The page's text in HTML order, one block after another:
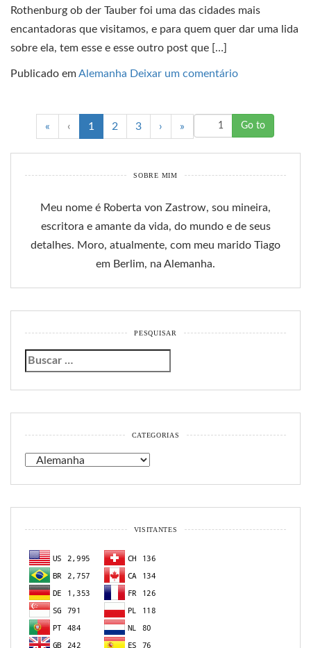
Rothenburg ob der Tauber foi uma das cidades mais
encantadoras que visitamos, e para quem quer dar uma lida
sobre ela, tem esse e esse outro post que […]
Publicado emAlemanha Deixar um comentário
« ‹ 1
c
u
e
t
)
2 3 › »
SOBRE MIM
Meu nome é Roberta von Zastrow, sou mineira,
escritora e amante da vida, do mundo e de seus
detalhes. Moro, atualmente, com meu marido Tiago
em Berlim, na Alemanha.
PESQUISAR
CATEGORIAS
Categorias
VISITANTES